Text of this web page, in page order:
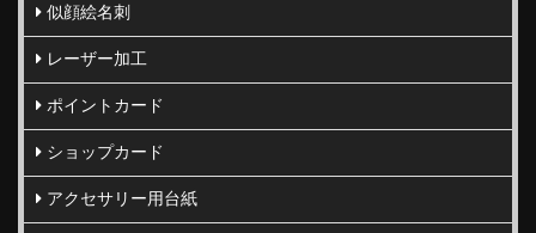
似顔絵名刺
レーザー加工
ポイントカード
ショップカード
アクセサリー用台紙